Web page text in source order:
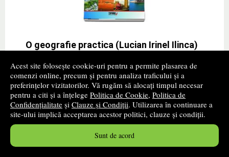
Acest site folosește cookie-uri pentru a permite plasarea de
comenzi online, precum și pentru analiza traficului și a
preferințelor vizitatorilor. Vă rugăm să alocați timpul necesar
pentru a citi și a înțelege Politica de Cookie, Politica de
Confidențialitate și Clauze și Condiții. Utilizarea în continuare a
site-ului implică acceptarea acestor politici, clauze și condiții.
Sunt de acord
O geografie practica (Lucian Irinel Ilinca)
Autor(i): Irinel Lucian Ilinca
Editura:TIPARG- 2015
promoție
Aceasta lucrare isi propune sa ofere elevilor o unealta
de autoevaluare, nu numai la ora de curs, ci si in afara
ei. Testele de evaluare au o functie diagnostica, atat
pentru elev cat si pentru profesor.